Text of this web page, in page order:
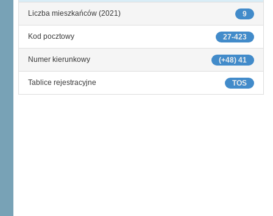
9
Liczba mieszkańców (2021)
27-423
Kod pocztowy
(+48) 41
Numer kierunkowy
TOS
Tablice rejestracyjne